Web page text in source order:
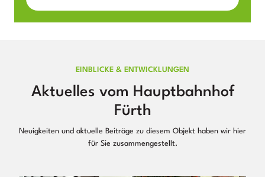
EINBLICKE & ENTWICKLUNGEN
Aktuelles vom Hauptbahnhof
Fürth
Neuigkeiten und aktuelle Beiträge zu diesem Objekt haben wir hier
für Sie zusammengestellt.